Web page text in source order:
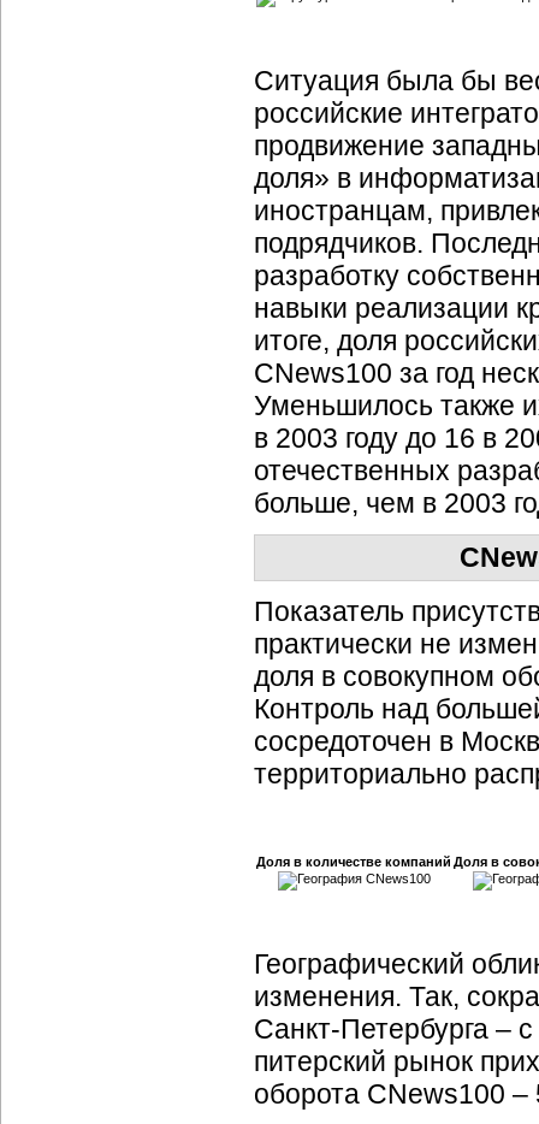
Ситуация была бы
российские
продвижение
доля» в
иностранцам,
подрядчиков.
разработку
навыки реализации
итоге, доля
CNews100 за год
Уменьшилось также
в 2003 году до 16 в
отечественных
больше, чем в 2003
Показатель
практически не
доля в совокупном
Контроль над
сосредоточен в
территориально
Доля в количестве компаний Доля в
Географический
изменения. Так,
Санкт-Петербурга –
питерский рынок
оборота CNews100